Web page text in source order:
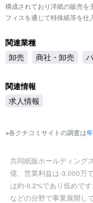
構成されており洋紙の販売を
フィスを通じて特殊紙等を仕
関連業種
卸売
商社・卸売
関連情報
求人情報
※各クチコミサイトの調査は
共同紙販ホールディング
億、営業利益は-3,000万
は約-0.2%であり低めで
などの分野で事業展開し